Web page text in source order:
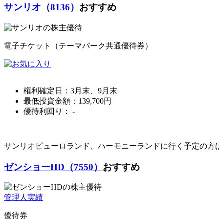
サンリオ（8136） おすすめ
電子チケット（テーマパーク共通優待券）
権利確定日： 3月末、9月末
最低投資金額： 139,700円
優待利回り：
-
サンリオピューロランド、ハーモニーランドに行く予定の方
ゼンショーHD（7550） おすすめ
管理人実績
優待券